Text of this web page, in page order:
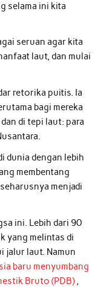
selama ini kita
seruan agar kita
laut, dan mulai
retorika puitis. Ia
bagi mereka
di tepi laut: para
dunia dengan lebih
membentang
menjadi
ini. Lebih dari 90
yang melintas di
jalur laut. Namun
baru menyumbang
Bruto (PDB),